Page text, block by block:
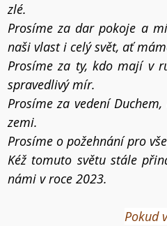
zlé.
Prosíme za dar pokoje a
naši vlast i celý svět, ať
Prosíme za ty, kdo mají v
spravedlivý mír.
Prosíme za vedení
zemi.
Prosíme o požehnání pro
Kéž tomuto světu stále
námi v roce 2023.
Pokud